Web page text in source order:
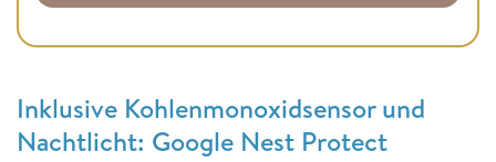
Inklusive Kohlenmonoxidsensor und
Nachtlicht: Google Nest Protect